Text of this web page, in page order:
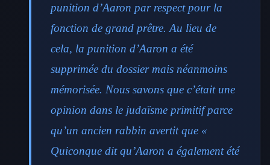
punition d’Aaron par respect pour la
fonction de grand prêtre. Au lieu de
cela, la punition d’Aaron a été
supprimée du dossier mais néanmoins
mémorisée. Nous savons que c’était une
opinion dans le judaïsme primitif parce
qu’un ancien rabbin avertit que «
Quiconque dit qu’Aaron a également été